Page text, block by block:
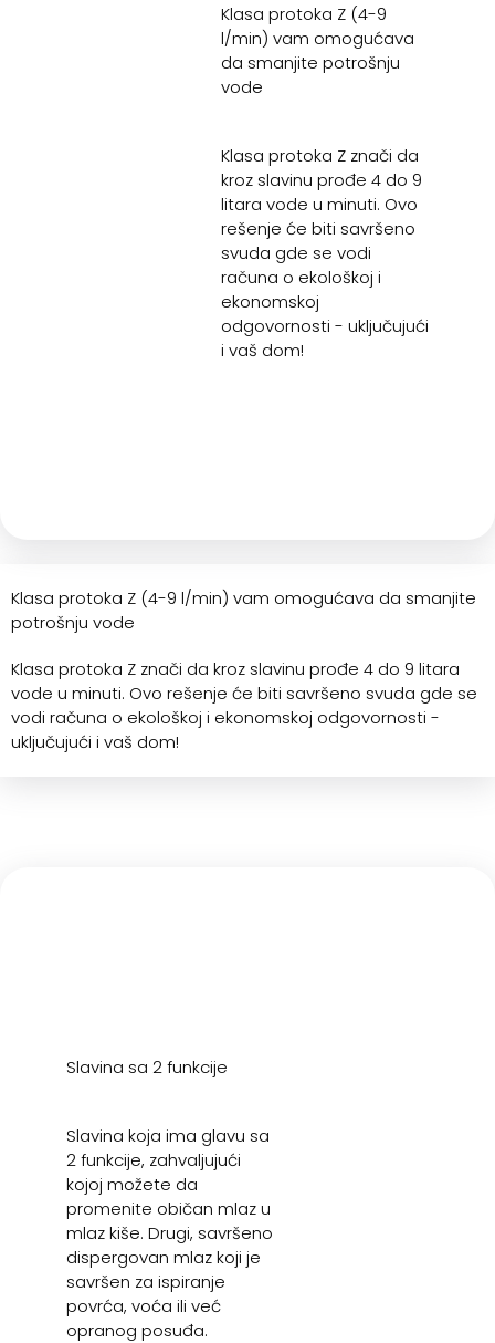
Klasa protoka Z (4-9
l/min) vam omogućava
da smanjite potrošnju
vode
Klasa protoka Z znači da
kroz slavinu prođe 4 do 9
litara vode u minuti. Ovo
rešenje će biti savršeno
svuda gde se vodi
računa o ekološkoj i
ekonomskoj
odgovornosti - uključujući
i vaš dom!
Klasa protoka Z (4-9 l/min) vam omogućava da smanjite
potrošnju vode
Klasa protoka Z znači da kroz slavinu prođe 4 do 9 litara
vode u minuti. Ovo rešenje će biti savršeno svuda gde se
vodi računa o ekološkoj i ekonomskoj odgovornosti -
uključujući i vaš dom!
Slavina sa 2 funkcije
Slavina koja ima glavu sa
2 funkcije, zahvaljujući
kojoj možete da
promenite običan mlaz u
mlaz kiše. Drugi, savršeno
dispergovan mlaz koji je
savršen za ispiranje
povrća, voća ili već
opranog posuđa.